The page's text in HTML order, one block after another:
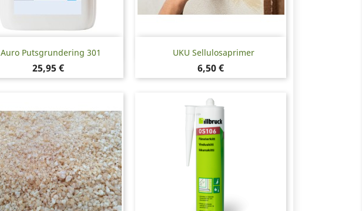
Auro Putsgrundering 301
Pris
25,95 €
Snabbvy UKU Sellulosaprimer
Pris
6,50 €
Snabbvy